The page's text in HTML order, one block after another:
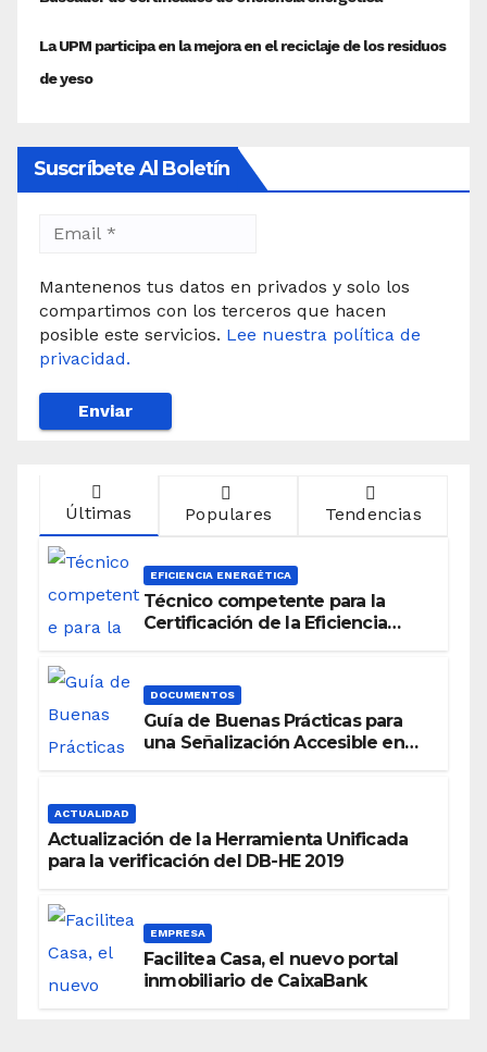
Suscríbete Al Boletín
Mantenenos tus datos en privados y solo los
compartimos con los terceros que hacen
posible este servicios. Lee nuestra política de
privacidad.
Últimas Populares Tendencias
EFICIENCIA ENERGÉTICA
Técnico competente para la
Certificación de la Eficiencia
DOCUMENTOS
Guía de Buenas Prácticas para
una Señalización Accesible en
ACTUALIDAD
Actualización de la Herramienta Unificada
para la verificación del DB-HE 2019
EMPRESA
Facilitea Casa, el nuevo portal
inmobiliario de CaixaBank